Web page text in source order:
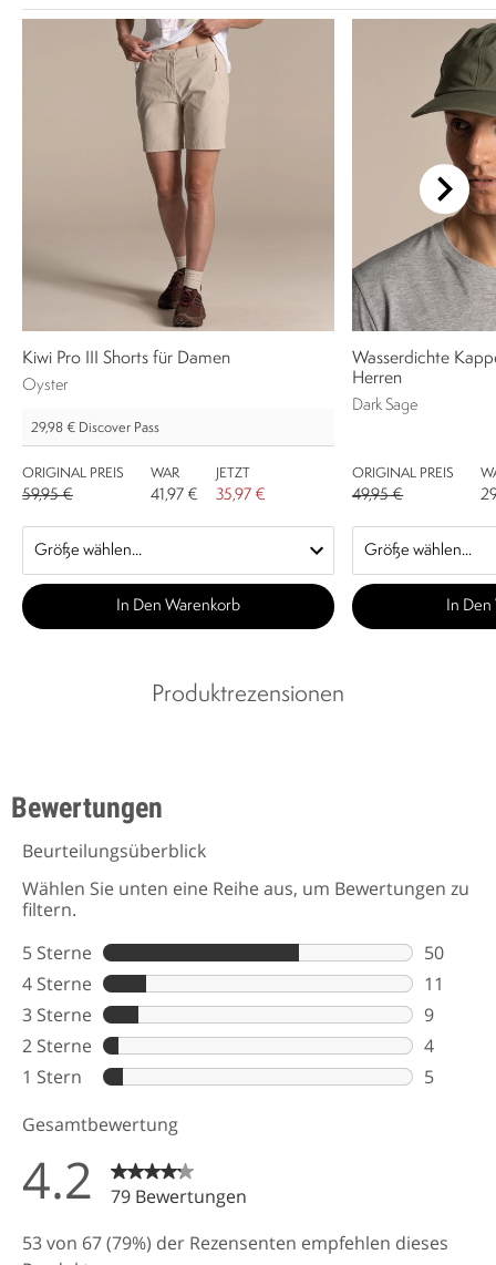
Kiwi Pro III Shorts für Damen
Oyster
29,98 € Discover Pass
ORIGINAL PREIS
59,95 €
WAR
41,97 €
JETZT
35,97 €
In Den Warenkorb
Wasserdichte
Herren
Dark Sage
ORIGINAL PREIS
49,95 €
In Den
Produktrezensionen